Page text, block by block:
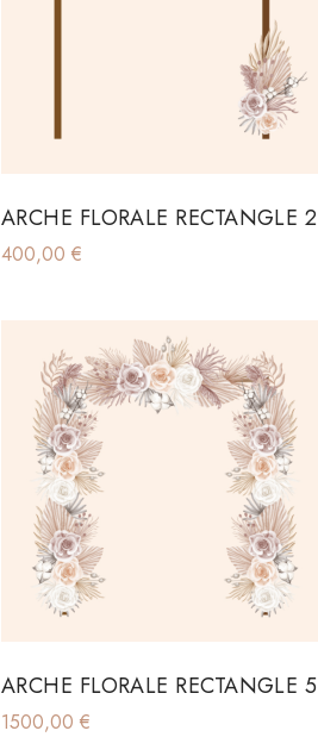
ARCHE FLORALE RECTANGLE 2
400,00 €
ARCHE FLORALE RECTANGLE 5
1500,00 €